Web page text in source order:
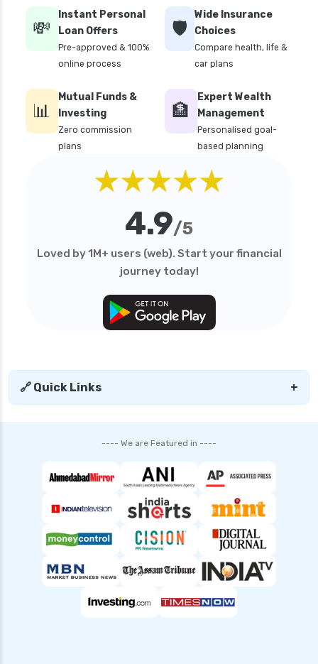
personal loan in coimbatore
personal loan in delhi
personal loan in hyderabad
personal loan in kerala
personal loan in lucknow
personal loan in madurai
personal loan in mumbai
personal loan in tamilnadu
personal loan in telangana
personal loan in trichy
personal loan interest rates
sbi personal loan interest rates
shriram finance personal loan interest rate
top 10 Personal loan apps
what is a personal loan
💸
Instant Personal
Loan Offers
Pre-approved & 100%
online process
🛡️
Wide Insurance
Choices
Compare health, life &
car plans
📊
Mutual Funds &
Investing
Zero commission
plans
🏦
Expert Wealth
Management
Personalised goal-
based planning
★★★★★
4.9/5
Loved by 1M+ users (web). Start your financial
journey today!
🔗 Quick Links +
---- We are Featured in ----